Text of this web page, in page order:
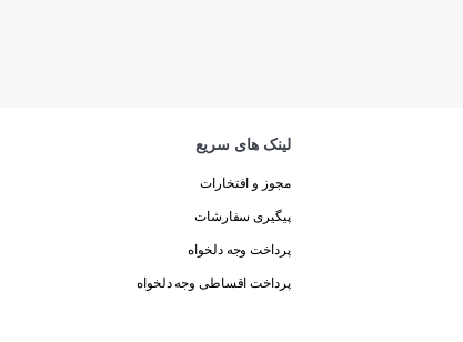
لینک های سریع
مجوز و افتخارات
پیگیری سفارشات
پرداخت وجه دلخواه
پرداخت اقساطی وجه دلخواه